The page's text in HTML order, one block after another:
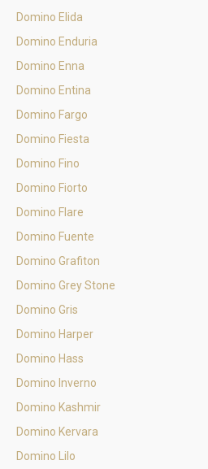
Domino Elida
Domino Enduria
Domino Enna
Domino Entina
Domino Fargo
Domino Fiesta
Domino Fino
Domino Fiorto
Domino Flare
Domino Fuente
Domino Grafiton
Domino Grey Stone
Domino Gris
Domino Harper
Domino Hass
Domino Inverno
Domino Kashmir
Domino Kervara
Domino Lilo